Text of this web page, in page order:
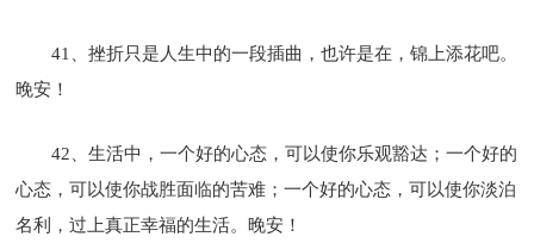
41、挫折只是人生中的一段插曲，也许是在，锦上添花吧。
晚安！
42、生活中，一个好的心态，可以使你乐观豁达；一个好的
心态，可以使你战胜面临的苦难；一个好的心态，可以使你淡泊
名利，过上真正幸福的生活。晚安！